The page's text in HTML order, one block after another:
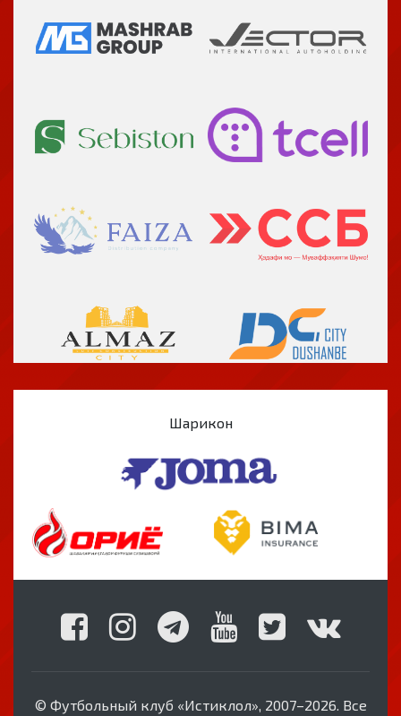
Шарикон
© Футбольный клуб «Истиклол», 2007–2026. Все